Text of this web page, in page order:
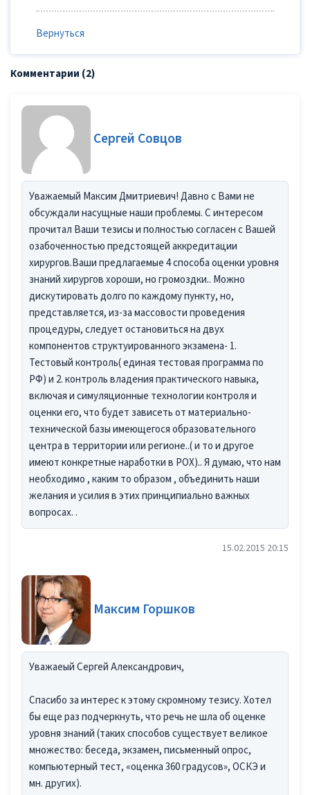
Вернуться
Комментарии (2)
Сергей Совцов
Уважаемый Максим Дмитриевич! Давно с Вами не
обсуждали насущные наши проблемы. С интересом
прочитал Ваши тезисы и полностью согласен с Вашей
озабоченностью предстоящей аккредитации
хирургов.Ваши предлагаемые 4 способа оценки уровня
знаний хирургов хороши, но громоздки.. Можно
дискутировать долго по каждому пункту, но,
представляется, из-за массовости проведения
процедуры, следует остановиться на двух
компонентов структуированного экзамена- 1.
Тестовый контроль( единая тестовая программа по
РФ) и 2. контроль владения практического навыка,
включая и симуляционные технологии контроля и
оценки его, что будет зависеть от материально-
технической базы имеющегося образовательного
центра в территории или регионе..( и то и другое
имеют конкретные наработки в РОХ).. Я думаю, что нам
необходимо , каким то образом , объединить наши
желания и усилия в этих принципиально важных
вопросах. .
15.02.2015 20:15
Максим Горшков
Уважаеый Сергей Александрович,
Спасибо за интерес к этому скромному тезису. Хотел
бы еще раз подчеркнуть, что речь не шла об оценке
уровня знаний (таких способов существует великое
множество: беседа, экзамен, письменный опрос,
компьютерный тест, «оценка 360 градусов», ОСКЭ и
мн. других).